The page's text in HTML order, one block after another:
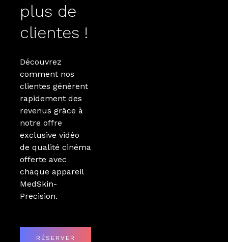
plus de
clientes !
Découvrez
comment nos
clientes génèrent
rapidement des
revenus grâce à
notre offre
exclusive vidéo
de qualité cinéma
offerte avec
chaque appareil
MedSkin-
Precision.
RÉSERVER